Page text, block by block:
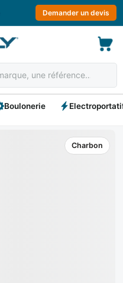
Demander un devis
Boulonerie
Charbon